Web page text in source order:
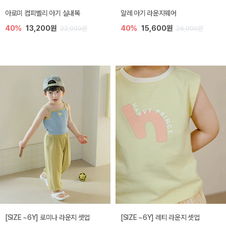
아로미 컴피벨리 아기 실내복
40% 13,200원 22,000원
알레 아기 라운지웨어
40% 15,600원 26,000원
[SIZE ~6Y] 로미나 라운지 셋업 [SIZE ~6Y] 레티 라운지 셋업